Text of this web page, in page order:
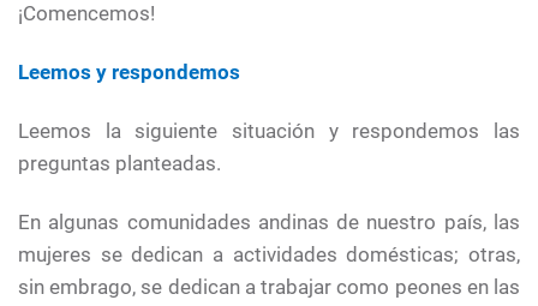
¡Comencemos!
Leemos y respondemos
Leemos la siguiente situación y respondemos las
preguntas planteadas.
En algunas comunidades andinas de nuestro país, las
mujeres se dedican a actividades domésticas; otras,
sin embrago, se dedican a trabajar como peones en las